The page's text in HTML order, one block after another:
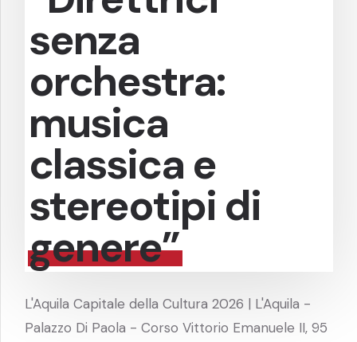
senza
orchestra:
musica
classica e
stereotipi di
genere”
L'Aquila Capitale della Cultura 2026 | L'Aquila -
Palazzo Di Paola - Corso Vittorio Emanuele II, 95